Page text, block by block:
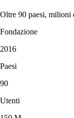
Oltre 90 paesi, milioni
Fondazione
2016
Paesi
90
Utenti